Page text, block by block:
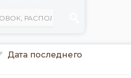
Дата последнего